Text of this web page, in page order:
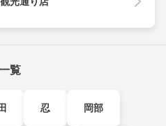
覧
忍 岡部